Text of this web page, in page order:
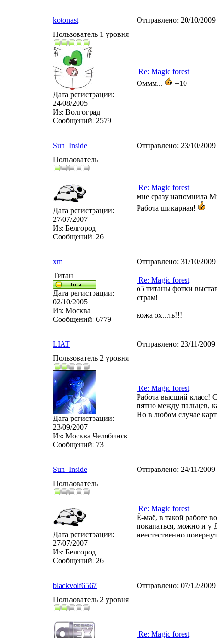
kotonast Отправлено: 20/10/
Пользователь 1 уровня
Дата регистрации:
24/08/2005
Из: Волгоград
Сообщений: 2579
Re: Magic forest
Оммм...
+10
Sun_Inside Отправлено: 23/10/
Пользователь
Дата регистрации:
27/07/2007
Из: Белгород
Сообщений: 26
Re: Magic forest
мне сразу напомнила
Работа шикарная!
xm Отправлено: 31/10/
Титан
Дата регистрации:
02/10/2005
Из: Москва
Сообщений: 6779
Re: Magic forest
о5 титаны фотки
страм!
кожа ох...ть!!!
LIAT Отправлено: 23/11/
Пользователь 2 уровня
Дата регистрации:
23/09/2007
Из: Москва Челябинск
Сообщений: 73
Re: Magic forest
Работа высший класс!
пятно между пальцев,
Но в любом случае
Sun_Inside Отправлено: 24/11/
Пользователь
Дата регистрации:
27/07/2007
Из: Белгород
Сообщений: 26
Re: Magic forest
Ё-маё, в такой работе
покапаться, можно и у
неестественно
blackvolf6567 Отправлено: 07/12/
Пользователь 2 уровня
Re: Magic forest